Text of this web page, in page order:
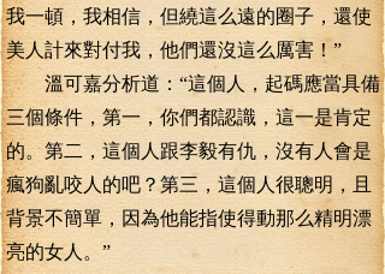
我一頓，我相信，但繞這么遠的圈子，還使
美人計來對付我，他們還沒這么厲害！”
溫可嘉分析道：“這個人，起碼應當具備
三個條件，第一，你們都認識，這一是肯定
的。第二，這個人跟李毅有仇，沒有人會是
瘋狗亂咬人的吧？第三，這個人很聰明，且
背景不簡單，因為他能指使得動那么精明漂
亮的女人。”